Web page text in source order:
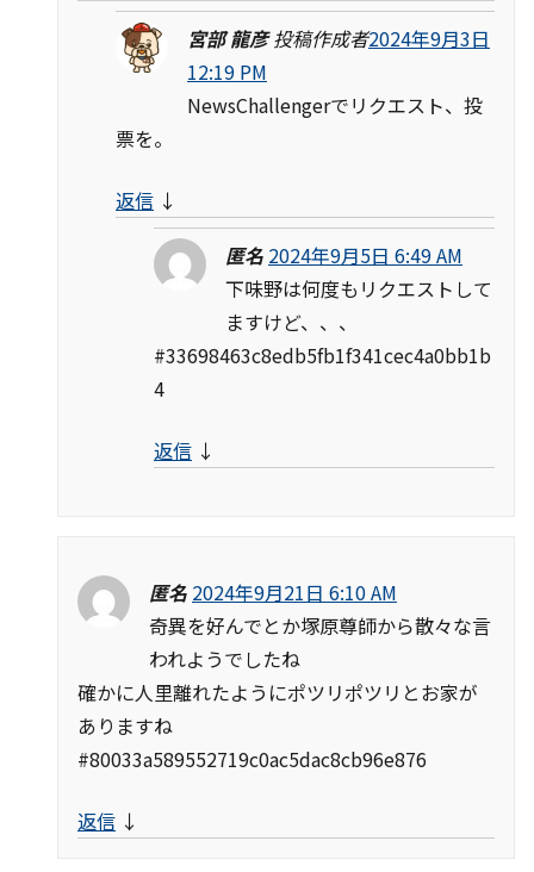
宮部 龍彦 投稿作成者2024年9月3日
12:19 PM
NewsChallengerでリクエスト、投
票を。
返信 ↓
匿名 2024年9月5日 6:49 AM
下味野は何度もリクエストして
ますけど、、、
#33698463c8edb5fb1f341cec4a0bb1b
4
返信 ↓
匿名 2024年9月21日 6:10 AM
奇異を好んでとか塚原尊師から散々な言
われようでしたね
確かに人里離れたようにポツリポツリとお家が
ありますね
#80033a589552719c0ac5dac8cb96e876
返信 ↓